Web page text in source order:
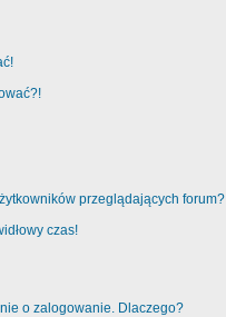
przeglądających forum?
czas!
o zalogowanie. Dlaczego?